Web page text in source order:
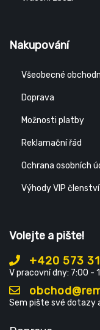
Nakupování
Všeobecné
Doprava
Možnosti platby
Reklamační řád
Ochrana osobních
Výhody VIP členství
Volejte a pište!
+420 573
V pracovní dny: 7:00 -
Sem pište své dotazy